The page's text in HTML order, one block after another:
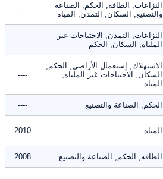
النزاعات, الطاقه, الحكم, الصناعة
والتصنيع, السكان, التمدن, المياه
----
النزاعات, التمدن, الاحتياجات غير
الملباه, السكان, الحكم
----
الاستهلاك, إستعمال الأراضي, الحكم,
السكان, الاحتياجات غير الملباه,
المياه
----
الحكم, الصناعة والتصنيع ----
المياه 2010
الطاقه, الحكم, الصناعة والتصنيع 2008